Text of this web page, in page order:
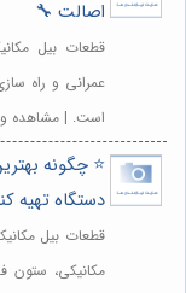
اصالت 🔧
قطعات بیل
عمرانی و راه
است. | مشاهده
⭐️ چگونه
دستگاه تهیه
قطعات بیل
مکانیکی، ستون